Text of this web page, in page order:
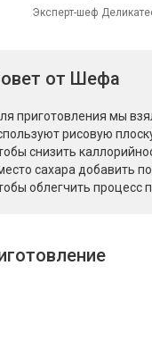
Эксперт-шеф
от Шефа
приготовления мы
рисовую
снизить
сахара добавить
облегчить процесс